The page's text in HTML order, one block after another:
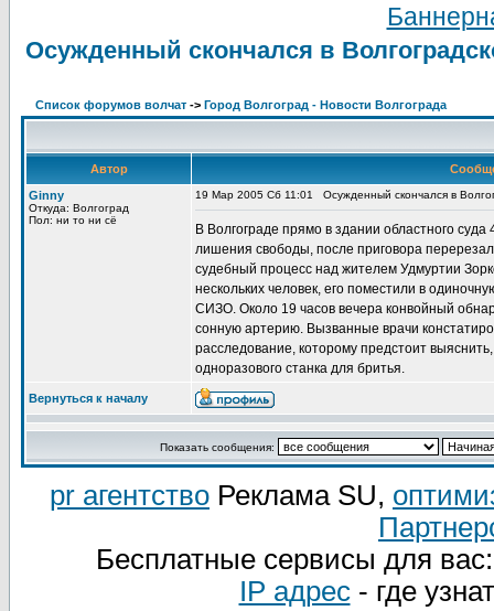
Осужденный скончался в
Список форумов волчат -> Город Волгоград - Новости Волгограда
Автор
Ginny
Откуда: Волгоград
Пол: ни то ни сё
19 Мар 2005 Сб 11:01 Осужденный скончался в
В Волгограде прямо в здании областного
лишения свободы, после приговора
судебный процесс над жителем Удмуртии
нескольких человек, его поместили в
СИЗО. Около 19 часов вечера конвойный
сонную артерию. Вызванные врачи
расследование, которому предстоит
одноразового станка для бритья.
Вернуться к началу
Показать сообщения:
pr агентство Реклама SU,
Бесплатные сервисы для
IP адрес- где